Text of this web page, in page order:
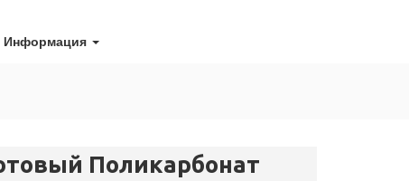
Информация
Поликарбонат